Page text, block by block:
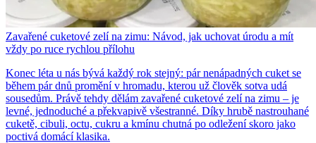
Zavařené cuketové zelí na zimu: Návod, jak uchovat úrodu a mít
vždy po ruce rychlou přílohu
Konec léta u nás bývá každý rok stejný: pár nenápadných cuket se
během pár dnů promění v hromadu, kterou už člověk sotva udá
sousedům. Právě tehdy dělám zavařené cuketové zelí na zimu – je
levné, jednoduché a překvapivě všestranné. Díky hrubě nastrouhané
cuketě, cibuli, octu, cukru a kmínu chutná po odležení skoro jako
poctivá domácí klasika.